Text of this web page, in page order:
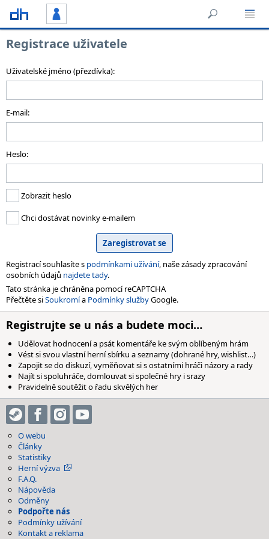
Registrace uživatele
Uživatelské jméno (přezdívka):
E-mail:
Heslo:
Zobrazit heslo
Chci dostávat novinky e-mailem
Registrací souhlasíte s podmínkami užívání, naše zásady zpracování
osobních údajů najdete tady.
Tato stránka je chráněna pomocí reCAPTCHA
Přečtěte siSoukromía Podmínky službyGoogle.
Registrujte se u nás a budete moci…
Udělovat hodnocení a psát komentáře ke svým oblíbeným hrám
Vést si svou vlastní herní sbírku a seznamy (dohrané hry, wishlist…)
Zapojit se do diskuzí, vyměňovat si s ostatními hráči názory a rady
Najít si spoluhráče, domlouvat si společné hry i srazy
Pravidelně soutěžit o řadu skvělých her
O webu
Články
Statistiky
Herní výzva
F.A.Q.
Nápověda
Odměny
Podpořte nás
Podmínky užívání
Kontakt a reklama